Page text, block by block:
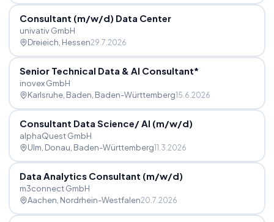
Consultant (m/w/d) Data Center
univativ GmbH
Dreieich , Hessen29.7.2026
Senior Technical Data & AI Consultant*
inovex GmbH
Karlsruhe, Baden , Baden-Württemberg15.6.2026
Consultant Data Science/AI (m/w/d)
alphaQuest GmbH
Ulm, Donau , Baden-Württemberg11.3.2026
Data Analytics Consultant (m/w/d)
m3connect GmbH
Aachen , Nordrhein-Westfalen20.7.2026